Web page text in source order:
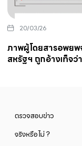
20/03/26
ภาพผู้โดยสารอพยพ
สหรัฐฯ ถูกอ้างเท็จว่
ตรวจสอบข่าว
จริงหรือไม่ ?